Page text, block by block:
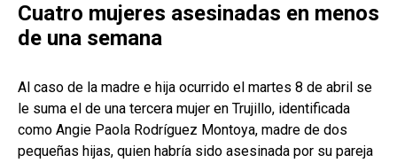
Cuatro mujeres asesinadas en menos
de una semana
Al caso de la madre e hija ocurrido el martes 8 de abril se
le suma el de una tercera mujer en Trujillo, identificada
como Angie Paola Rodríguez Montoya, madre de dos
pequeñas hijas, quien habría sido asesinada por su pareja